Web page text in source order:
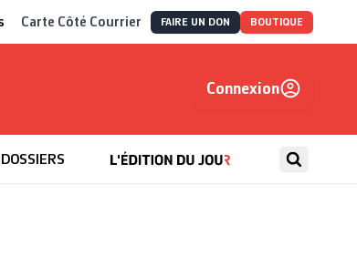
Carte Côté Courrier FAIRE UN DON BOUTIQUE
Connexion
DOSSIERS